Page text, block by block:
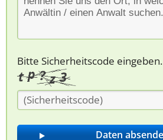
Bitte Sicherheitscode eingeben.